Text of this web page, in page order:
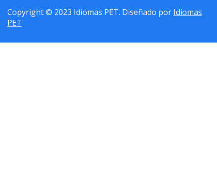
Copyright © 2023 Idiomas PET. Diseñado por Idiomas
PET